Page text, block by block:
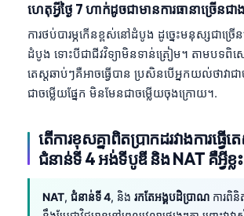
ហេតុអ្វីថ្ងៃ 7 ហាក់ដូចជាមានការធានាច្រើនជា
ការថប់បារម្ភកើនខ្ពស់នៅដំបូង ដូច្នេះមនុស្សជាច្រើ
ដំបូង ទោះបីជាជីវវិទ្យាមិនទាន់ត្រៀម។ តាមបទពិសោ
តេស្តឆាប់ៗគឺអាចធ្វើបាន ប្រសិនបើអ្នកយល់ថាវាជ
ជាចម្លើយផ្នែក មិនមែនជាចម្លើយចុងក្រោយ។.
តើការខុសគ្នាពិតប្រាកដរវាងការធ្វ
ជំនាន់ទី 4 អង់ទីបូឌី និង NAT គឺអ្វីខ្លះ
NAT, ជំនាន់ទី 4, និង រកតែអង្គបដិប្រាណ ការពិ